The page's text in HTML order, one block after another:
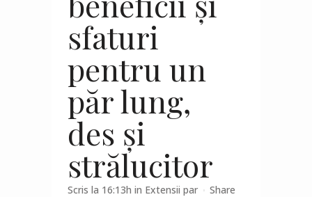
sfaturi
pentru un
păr lung,
des și
strălucitor
Scris la 16:13h in Extensii par Share